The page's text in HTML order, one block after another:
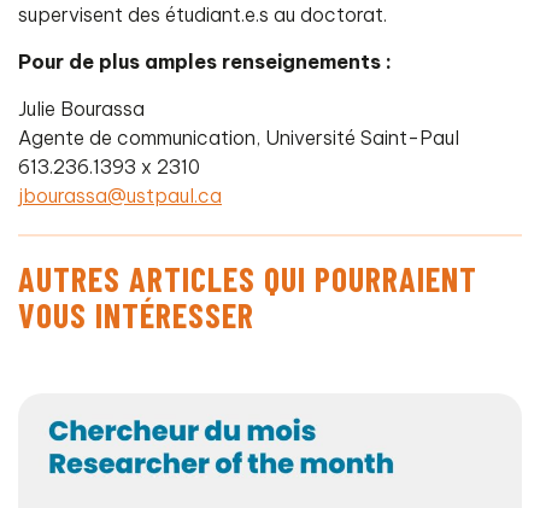
supervisent des étudiant.e.s au doctorat.
Pour de plus amples renseignements :
Julie Bourassa
Agente de communication, Université Saint-Paul
613.236.1393 x 2310
jbourassa@ustpaul.ca
AUTRES ARTICLES QUI POURRAIENT
VOUS INTÉRESSER